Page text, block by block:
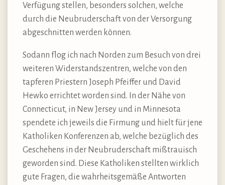
Verfügung stellen, besonders solchen, welche
durch die Neubruderschaft von der Versorgung
abgeschnitten werden können.
Sodann flog ich nach Norden zum Besuch von drei
weiteren Widerstandszentren, welche von den
tapferen Priestern Joseph Pfeiffer und David
Hewko errichtet worden sind. In der Nähe von
Connecticut, in New Jersey und in Minnesota
spendete ich jeweils die Firmung und hielt für jene
Katholiken Konferenzen ab, welche bezüglich des
Geschehens in der Neubruderschaft mißtrauisch
geworden sind. Diese Katholiken stellten wirklich
gute Fragen, die wahrheitsgemäße Antworten